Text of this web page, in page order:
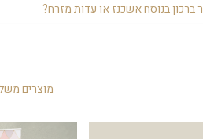
המברכים (ביחס של 1.5). יפה להניח לפחות 4 ברכונים בשולחן.
ברכון בנוסח אשכנז או עדות מזרח?
מוצרים